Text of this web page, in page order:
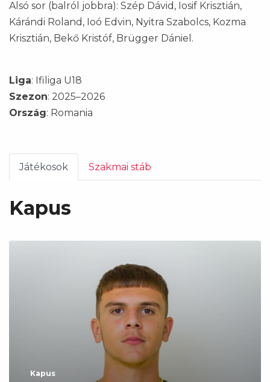
Alsó sor (balról jobbra): Szép Dávid, Iosif Krisztián,
Kárándi Roland, Ioó Edvin, Nyitra Szabolcs, Kozma
Krisztián, Bekő Kristóf, Brügger Dániel.
Liga: Ifiliga U18
Szezon: 2025–2026
Ország: Romania
Játékosok Szakmai stáb
Kapus
Kapus